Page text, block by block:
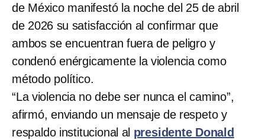
de México manifestó la noche del 25 de abril
de 2026 su satisfacción al confirmar que
ambos se encuentran fuera de peligro y
condenó enérgicamente la violencia como
método político.
“La violencia no debe ser nunca el camino”,
afirmó, enviando un mensaje de respeto y
respaldo institucional al presidente Donald